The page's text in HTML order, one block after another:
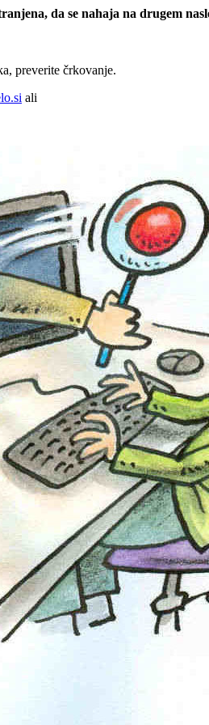
da se nahaja na drugem
preverite črkovanje.
ali